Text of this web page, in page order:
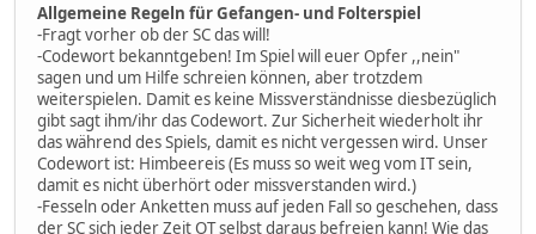
Allgemeine Regeln für Gefangen- und Folterspiel
-Fragt vorher ob der SC das will!
-Codewort bekanntgeben! Im Spiel will euer Opfer ,,nein"
sagen und um Hilfe schreien können, aber trotzdem
weiterspielen. Damit es keine Missverständnisse diesbezüglich
gibt sagt ihm/ihr das Codewort. Zur Sicherheit wiederholt ihr
das während des Spiels, damit es nicht vergessen wird. Unser
Codewort ist: Himbeereis (Es muss so weit weg vom IT sein,
damit es nicht überhört oder missverstanden wird.)
-Fesseln oder Anketten muss auf jeden Fall so geschehen, dass
der SC sich jeder Zeit OT selbst daraus befreien kann! Wie das